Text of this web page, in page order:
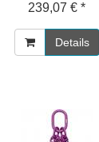
239,07 € *
Details